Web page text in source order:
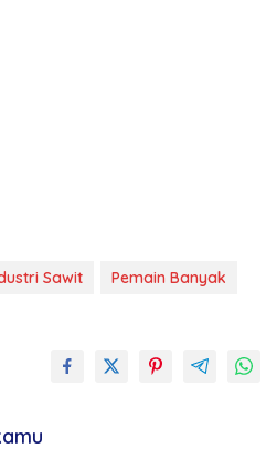
Sawit Pemain Banyak